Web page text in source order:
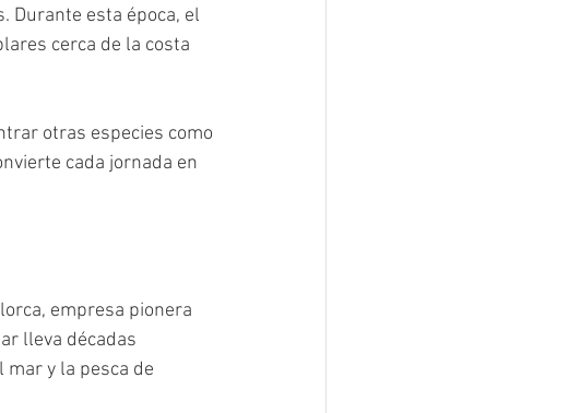
Durante esta época, el
cerca de la costa
otras especies como
cada jornada en
empresa pionera
lleva décadas
y la pesca de